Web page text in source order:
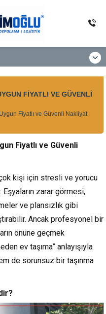
FIYATLI VE GÜVENLI
Fiyatlı ve Güvenli Nakliyat
Fiyatlı ve Güvenli
kişi için stresli ve yorucu
zarar görmesi,
ve plansızlık gibi
Ancak profesyonel bir
önüne geçmek
ev taşıma” anlayışıyla
de sorunsuz bir taşınma